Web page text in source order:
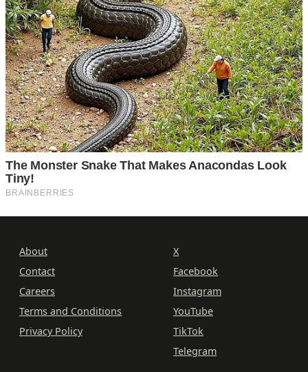
About
Contact
Careers
Terms and Conditions
Privacy Policy
X
Facebook
Instagram
YouTube
TikTok
Telegram